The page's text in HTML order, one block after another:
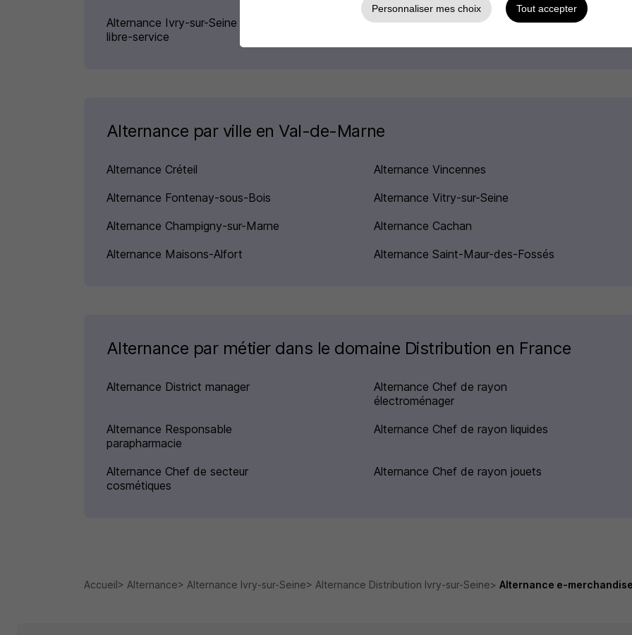
Alternance Ivry-sur-Seine Employé de
libre-service
Alternance Ivry-sur-Seine Chef de
Alternance par ville en Val-de-Marne
Alternance Créteil Alternance Vincennes
Alternance Fontenay-sous-Bois
Alternance Vitry-sur-Seine
Alternance Champigny-sur-Marne
Alternance Cachan
Alternance Maisons-Alfort
Alternance Saint-Maur-des-Fossés
Alternance par métier dans le domaine Distribution en France
Alternance District manager
Alternance Chef de rayon
électroménager
Alternance Responsable
parapharmacie
Alternance Chef de rayon liquides
Alternance Chef de secteur
cosmétiques
Alternance Chef de rayon jouets
Accueil Alternance Alternance Ivry-sur-Seine Alternance Distribution Ivry-sur-Seine Alternance e-
Personnaliser mes choix Tout accepter